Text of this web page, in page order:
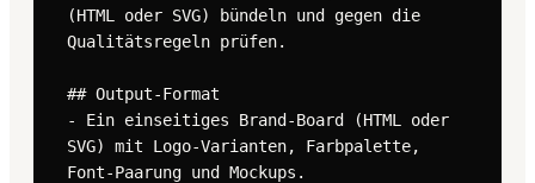
(HTML oder SVG) bündeln und gegen die
Qualitätsregeln prüfen.
## Output-Format
- Ein einseitiges Brand-Board (HTML oder
SVG) mit Logo-Varianten, Farbpalette,
Font-Paarung und Mockups.